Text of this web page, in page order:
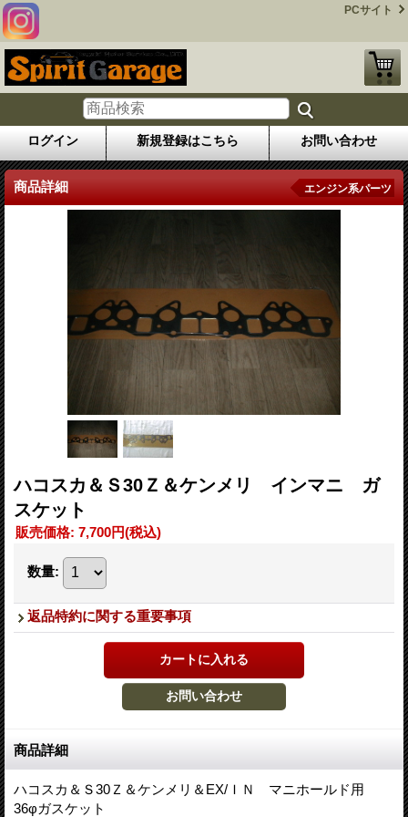
PCサイト
ログイン 新規登録はこちら お問い合わせ
商品詳細 エンジン系パーツ
ハコスカ＆Ｓ30Ｚ＆ケンメリ インマニ ガ
スケット
販売価格: 7,700円(税込)
数量:
返品特約に関する重要事項
商品詳細
ハコスカ＆Ｓ30Ｚ＆ケンメリ＆EX/ＩＮ マニホールド用
36φガスケット